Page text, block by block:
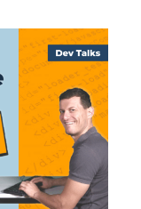
ABOUT
COURSES
PRESENTATIONS
PUBLICATIONS
RSS FEED